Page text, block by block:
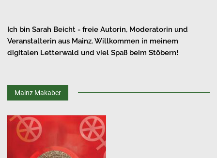
Ich bin Sarah Beicht - freie Autorin, Moderatorin und
Veranstalterin aus Mainz. Willkommen in meinem
digitalen Letterwald und viel Spaß beim Stöbern!
Mainz Makaber